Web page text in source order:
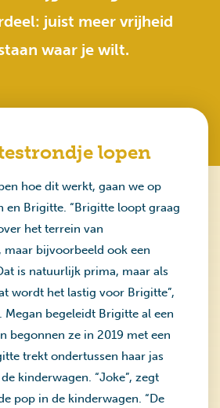
juist meer vrijheid
waar je wilt.
lopen
hoe dit werkt, gaan we op
en Brigitte. “Brigitte loopt graag
het terrein van
, maar bijvoorbeeld ook een
is natuurlijk prima, maar als
wordt het lastig voor Brigitte”,
Megan begeleidt Brigitte al een
begonnen ze in 2019 met een
trekt ondertussen haar jas
kinderwagen. “Joke”, zegt
pop in de kinderwagen. “De